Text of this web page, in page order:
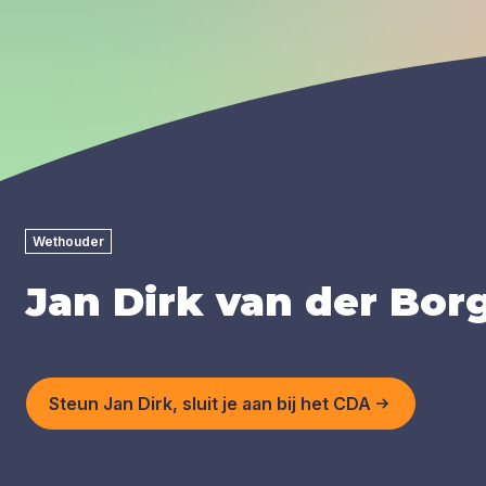
Wethouder
Jan Dirk van der
Steun Jan Dirk, sluit je aan bij het CDA